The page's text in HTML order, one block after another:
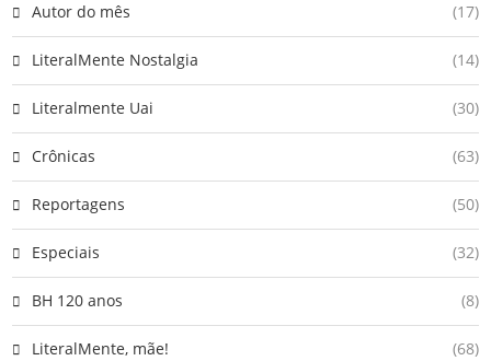
Autor do mês (17)
LiteralMente Nostalgia (14)
Literalmente Uai (30)
Crônicas (63)
Reportagens (50)
Especiais (32)
BH 120 anos (8)
LiteralMente, mãe! (68)